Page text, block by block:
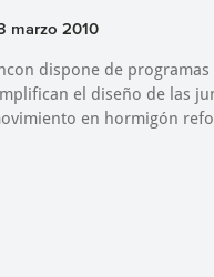
marzo 2010
dispone de
el diseño de las
en hormigón